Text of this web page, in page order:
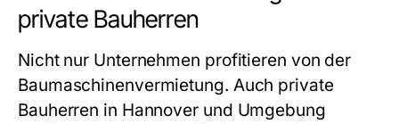
private Bauherren
Nicht nur Unternehmen profitieren von der
Baumaschinenvermietung. Auch private
Bauherren in Hannover und Umgebung